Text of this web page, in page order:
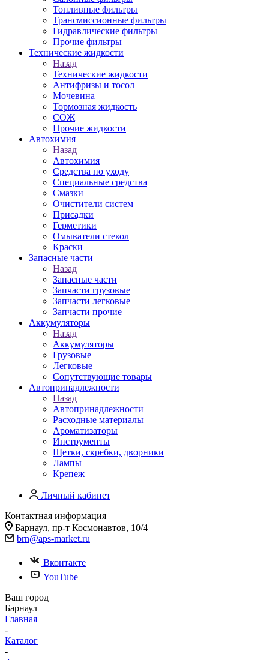
Топливные фильтры
Трансмиссионные фильтры
Гидравлические фильтры
Прочие фильтры
Технические жидкости
Назад
Технические жидкости
Антифризы и тосол
Мочевина
Тормозная жидкость
СОЖ
Прочие жидкости
Автохимия
Назад
Автохимия
Средства по уходу
Специальные средства
Смазки
Очистители систем
Присадки
Герметики
Омыватели стекол
Краски
Запасные части
Назад
Запасные части
Запчасти грузовые
Запчасти легковые
Запчасти прочие
Аккумуляторы
Назад
Аккумуляторы
Грузовые
Легковые
Сопутствующие товары
Автопринадлежности
Назад
Автопринадлежности
Расходные материалы
Ароматизаторы
Инструменты
Щетки, скребки, дворники
Лампы
Крепеж
Личный кабинет
Контактная информация
Барнаул, пр-т Космонавтов, 10/4
brn@aps-market.ru
Вконтакте
YouTube
Ваш город
Барнаул
Главная
-
Каталог
-